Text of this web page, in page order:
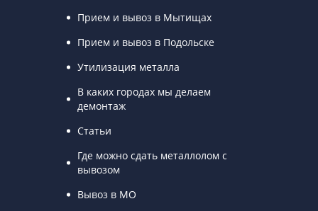
Прием и вывоз в Мытищах
Прием и вывоз в Подольске
Утилизация металла
В каких городах мы делаем
демонтаж
Статьи
Где можно сдать металлолом с
вывозом
Вывоз в МО